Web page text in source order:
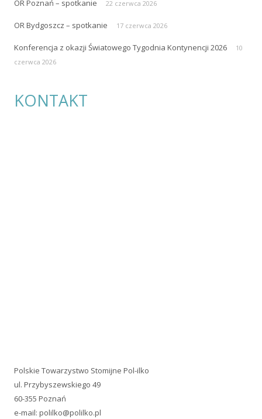
OR Poznań – spotkanie 22 czerwca 2026
OR Bydgoszcz – spotkanie 17 czerwca 2026
Konferencja z okazji Światowego Tygodnia Kontynencji 2026
10
czerwca 2026
KONTAKT
Polskie Towarzystwo Stomijne Pol-ilko
ul. Przybyszewskiego 49
60-355 Poznań
e-mail: polilko@polilko.pl